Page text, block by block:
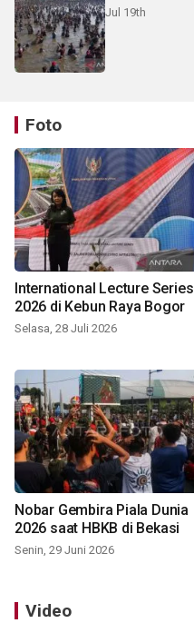
Jul 19th
Foto
International Lecture Series
2026 di Kebun Raya Bogor
Selasa, 28 Juli 2026
Nobar Gembira Piala Dunia
2026 saat HBKB di Bekasi
Senin, 29 Juni 2026
Video